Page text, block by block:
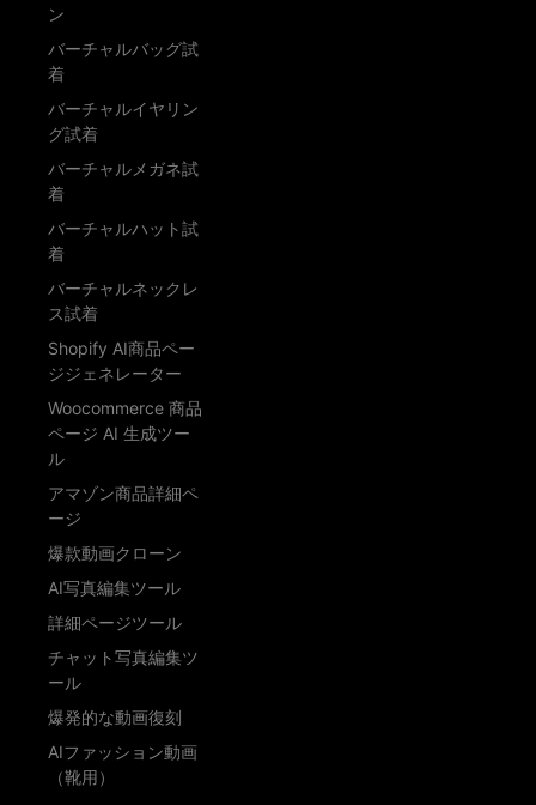
ン
バーチャルバッグ試
着
バーチャルイヤリン
グ試着
バーチャルメガネ試
着
バーチャルハット試
着
バーチャルネックレ
ス試着
Shopify AI商品ペー
ジジェネレーター
Woocommerce 商品
ページ AI 生成ツー
ル
アマゾン商品詳細ペ
ージ
爆款動画クローン
AI写真編集ツール
詳細ページツール
チャット写真編集ツ
ール
爆発的な動画復刻
AIファッション動画
（靴用）